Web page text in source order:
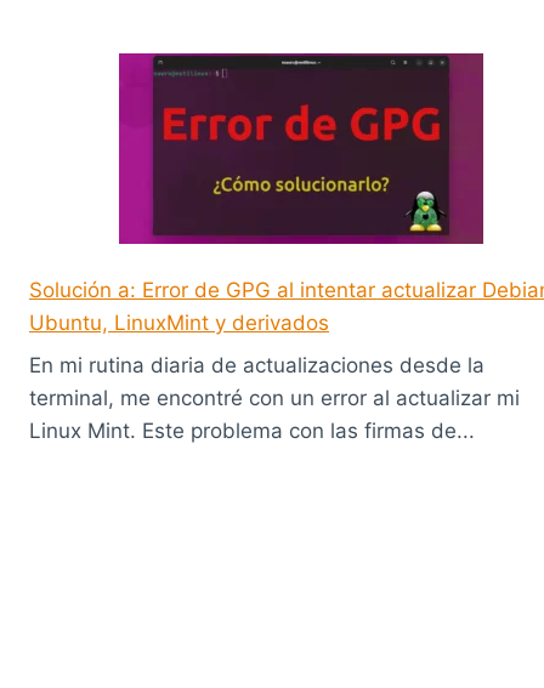
Solución a: Error de GPG al intentar actualizar
Ubuntu, LinuxMint y derivados
En mi rutina diaria de actualizaciones desde la
terminal, me encontré con un error al actualizar mi
Linux Mint. Este problema con las firmas de...